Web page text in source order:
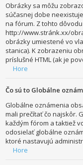
Obrázky sa môžu
súčasnej dobe
na fórum. Z tohto
http://www.stránk.xx/
obrázky umiestené vo
stanica). K zobrazeniu
príslušné HTML (ak je
Hore
Čo sú to Globálne
Globálne oznámenia
mali prečítať čo najskôr.
každým fórom a taktiež
odosielať globálne
ktoré nastavujú
Hore